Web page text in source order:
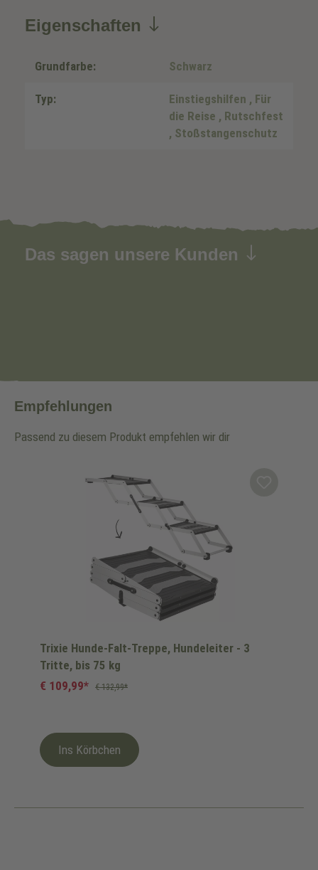
Eigenschaften
Grundfarbe: Schwarz
Typ: Einstiegshilfen , Für
die Reise , Rutschfest
, Stoßstangenschutz
Das sagen unsere Kunden
Empfehlungen
Passend zu diesem Produkt empfehlen wir dir
Trixie Hunde-Falt-Treppe, Hundeleiter - 3
Tritte, bis 75 kg
€ 109,99*
€ 132,99*
Ins Körbchen